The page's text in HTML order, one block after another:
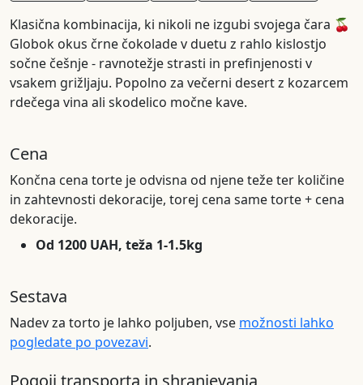
Klasična kombinacija, ki nikoli ne izgubi svojega čara 🍒
Globok okus črne čokolade v duetu z rahlo kislostjo
sočne češnje - ravnotežje strasti in prefinjenosti v
vsakem grižljaju. Popolno za večerni desert z kozarcem
rdečega vina ali skodelico močne kave.
Cena
Končna cena torte je odvisna od njene teže ter količine
in zahtevnosti dekoracije, torej cena same torte + cena
dekoracije.
Od 1200 UAH, teža 1-1.5kg
Sestava
Nadev za torto je lahko poljuben, vse možnosti lahko
pogledate po povezavi.
Pogoji transporta in shranjevanja